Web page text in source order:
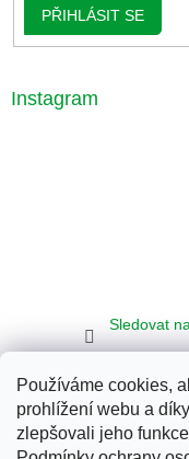
Používáme cookies,
prohlížení webu a
zlepšovali jeho
PŘIHLÁSIT SE
Instagram
Sledovat